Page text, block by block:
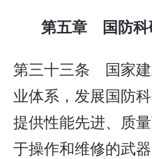
第五章 国防科
第三十三条 国家
业体系，发展国防
提供性能先进、质
于操作和维修的武